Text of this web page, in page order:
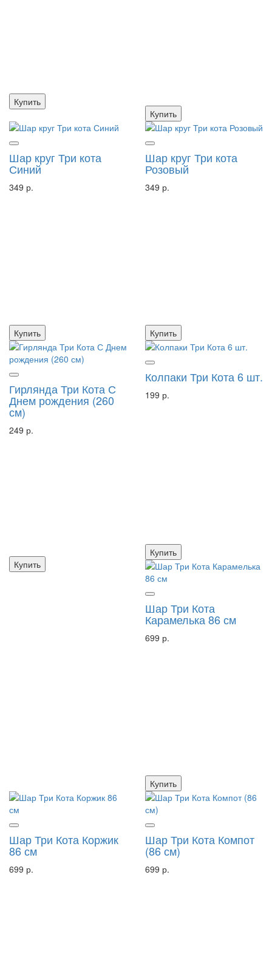
Купить
Купить
Шар круг Три кота
Синий
349 р.
Купить
Шар круг Три кота
Розовый
349 р.
Купить
Гирлянда Три Кота С
Днем рождения (260
см)
249 р.
Купить
Колпаки Три Кота 6 шт.
199 р.
Купить
Шар Три Кота
Карамелька 86 см
699 р.
Купить
Шар Три Кота Коржик
86 см
699 р.
Шар Три Кота Компот
(86 см)
699 р.